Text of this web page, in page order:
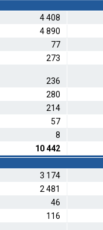
4 408
4 890
77
273
236
280
214
57
8
10 442
3 174
2 481
46
116